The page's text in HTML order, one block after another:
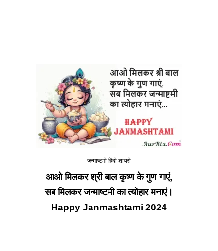
जन्माष्टमी हिंदी शायरी
आओ मिलकर श्री बाल कृष्ण के गुण गाएं,
सब मिलकर जन्माष्टमी का त्योहार मनाएं।
Happy Janmashtami 2024